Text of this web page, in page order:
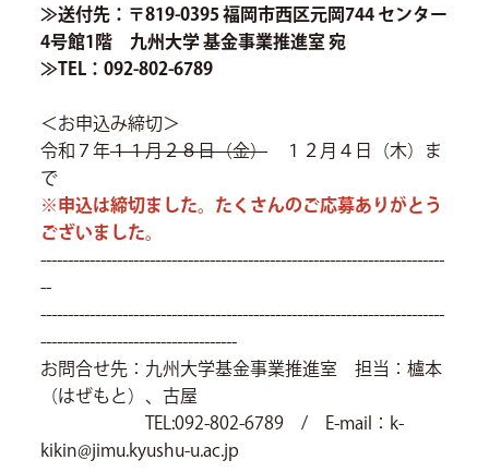
≫送付先：〒819-0395 福岡市西区元岡744 センター
4号館1階 九州大学 基金事業推進室 宛
≫TEL：092-802-6789
＜お申込み締切＞
令和７年１１月２８日（金） １２月４日（木）ま
で
※申込は締切ました。たくさんのご応募ありがとう
ございました。
--------------------------------------------------------------------------
--
--------------------------------------------------------------------------
------------------------------------
お問合せ先：九州大学基金事業推進室 担当：櫨本
（はぜもと）、古屋
TEL:092-802-6789 / E-mail：k-
kikin@jimu.kyushu-u.ac.jp